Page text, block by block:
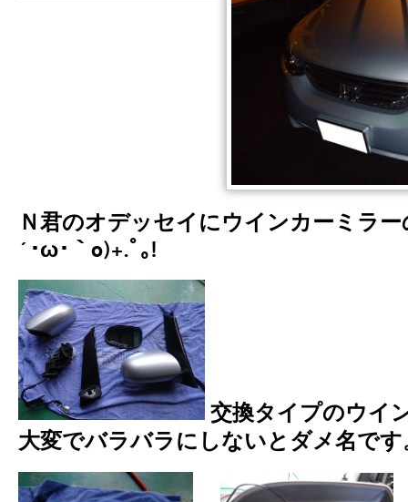
Ｎ君のオデッセイにウインカーミラ
´･ω･｀o)+.ﾟ｡!
交換タイプのウイ
大変でバラバラにしないとダメ名です